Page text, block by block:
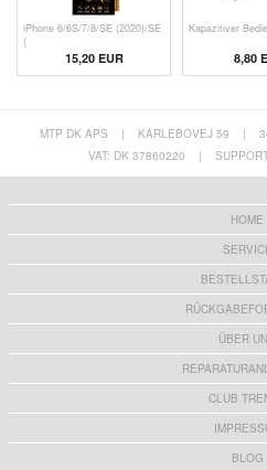
iPhone 6/6S/7/8/SE (2020)/SE
(
15,20 EUR
Kapazitiver
8,80
MTP DK APS | KARLEBOVEJ 59 |
VAT: DK 37860220
|
HOME
ÜBER
CLUB
BLOG